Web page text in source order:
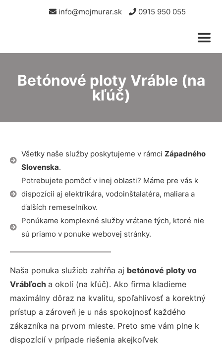
info@mojmurar.sk 0915 950 055
Betónové ploty Vráble (na
kľúč)
Všetky naše služby poskytujeme v rámci Západného
Slovenska.
Potrebujete pomôcť v inej oblasti? Máme pre vás k
dispozícii aj elektrikára, vodoinštalatéra, maliara a
ďalších remeselníkov.
Ponúkame komplexné služby vrátane tých, ktoré nie
sú priamo v ponuke webovej stránky.
Naša ponuka služieb zahŕňa aj betónové ploty vo
Vrábľoch a okolí (na kľúč). Ako firma kladieme
maximálny dôraz na kvalitu, spoľahlivosť a korektný
prístup a zároveň je u nás spokojnosť každého
zákazníka na prvom mieste. Preto sme vám plne k
dispozícií v prípade riešenia akejkoľvek